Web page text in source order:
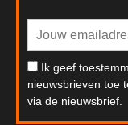
Ik geef
nieuwsbrieven toe
via de nieuwsbrief.